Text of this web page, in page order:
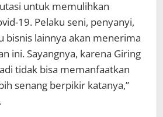
untuk memulihkan
19. Pelaku seni, penyanyi,
bisnis lainnya akan menerima
ini. Sayangnya, karena Giring
tidak bisa memanfaatkan
senang berpikir katanya,”